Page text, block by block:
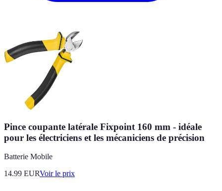
Pince coupante latérale Fixpoint 160 mm - idéale
pour les électriciens et les mécaniciens de précision
Batterie Mobile
14.99 EURVoir le prix